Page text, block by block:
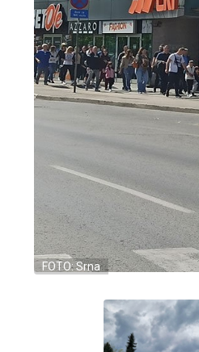
FOTO: Srna